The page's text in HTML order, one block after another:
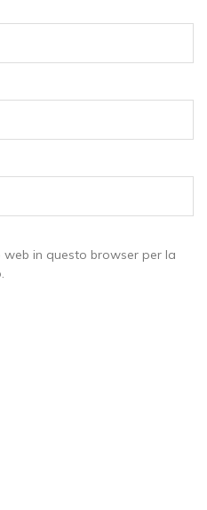
in questo browser per la